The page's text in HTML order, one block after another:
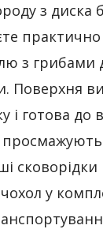
з диска
з грибами
Поверхня
і готова до
сковорідки
у